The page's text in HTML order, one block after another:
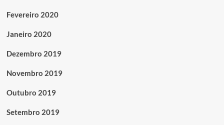
Fevereiro 2020
Janeiro 2020
Dezembro 2019
Novembro 2019
Outubro 2019
Setembro 2019